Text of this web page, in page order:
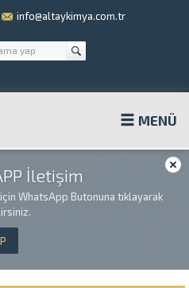
info@altaykimya.com.tr
MENÜ
İletişim
WhatsApp Butonuna tıklayarak